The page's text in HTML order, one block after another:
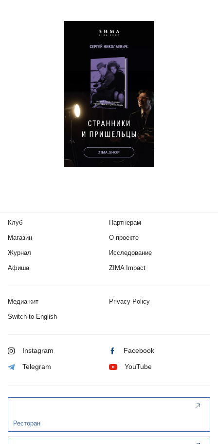
Клуб
Магазин
Журнал
Афиша
Партнерам
О проекте
Исследование
ZIMA Impact
Медиа-кит Privacy Policy
Switch to English
Instagram Facebook
Telegram YouTube
Ресторан